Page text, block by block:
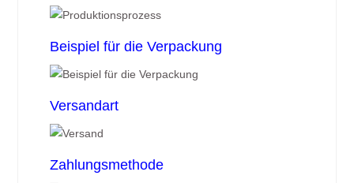
Beispiel für die Verpackung
Versandart
Zahlungsmethode